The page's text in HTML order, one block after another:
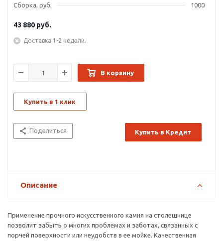
Сборка, руб.
1000
43 880 руб.
Доставка 1-2 недели.
В корзину
Купить в 1 клик
Поделиться Купить в Кредит
Описание
Применение прочного искусственного камня на столешнице
позволит забыть о многих проблемах и заботах, связанных с
порчей поверхности или неудобств в ее мойке. Качественная